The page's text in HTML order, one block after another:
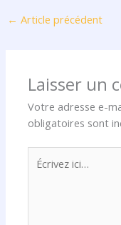
← Article précédent
Laisser un
Votre adresse e-
obligatoires sont
ici…